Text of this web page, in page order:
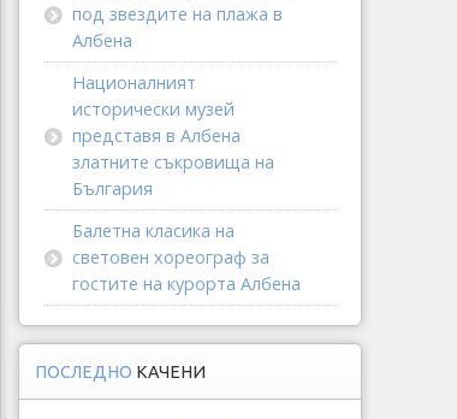
под звездите на плажа в
Албена
Националният
исторически музей
представя в Албена
златните съкровища на
България
Балетна класика на
световен хореограф за
гостите на курорта Албена
ПОСЛЕДНО КАЧЕНИ